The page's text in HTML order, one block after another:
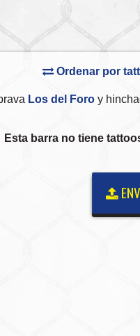
Ordenar por
Los del Foroy
Esta barra no tiene